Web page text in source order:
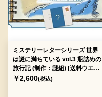
ミステリーレターシリーズ 世界
は謎に満ちている vol.3 瓶詰めの
旅行記 (制作：謎組) [送料ウエイ
ト：3]
￥2,600(税込)